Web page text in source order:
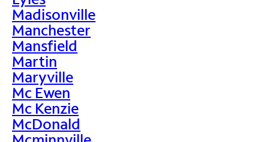
Madisonville
Manchester
Mansfield
Martin
Maryville
Mc Ewen
Mc Kenzie
McDonald